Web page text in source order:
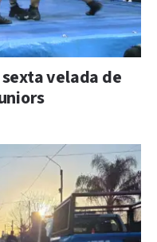
velada de